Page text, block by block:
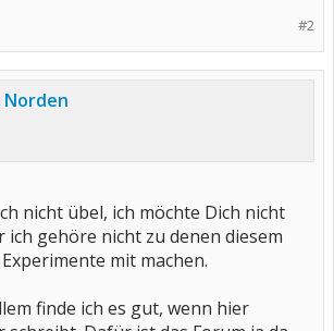
#2
Norden
nicht übel, ich möchte Dich nicht
gehöre nicht zu denen diesem
mit machen.
finde ich es gut, wenn hier